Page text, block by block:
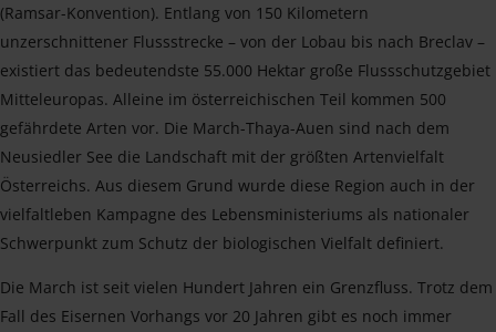
(Ramsar-Konvention). Entlang von 150 Kilometern
unzerschnittener Flussstrecke – von der Lobau bis nach Breclav –
existiert das bedeutendste 55.000 Hektar große Flussschutzgebiet
Mitteleuropas. Alleine im österreichischen Teil kommen 500
gefährdete Arten vor. Die March-Thaya-Auen sind nach dem
Neusiedler See die Landschaft mit der größten Artenvielfalt
Österreichs. Aus diesem Grund wurde diese Region auch in der
vielfaltleben Kampagne des Lebensministeriums als nationaler
Schwerpunkt zum Schutz der biologischen Vielfalt definiert.
Die March ist seit vielen Hundert Jahren ein Grenzfluss. Trotz dem
Fall des Eisernen Vorhangs vor 20 Jahren gibt es noch immer